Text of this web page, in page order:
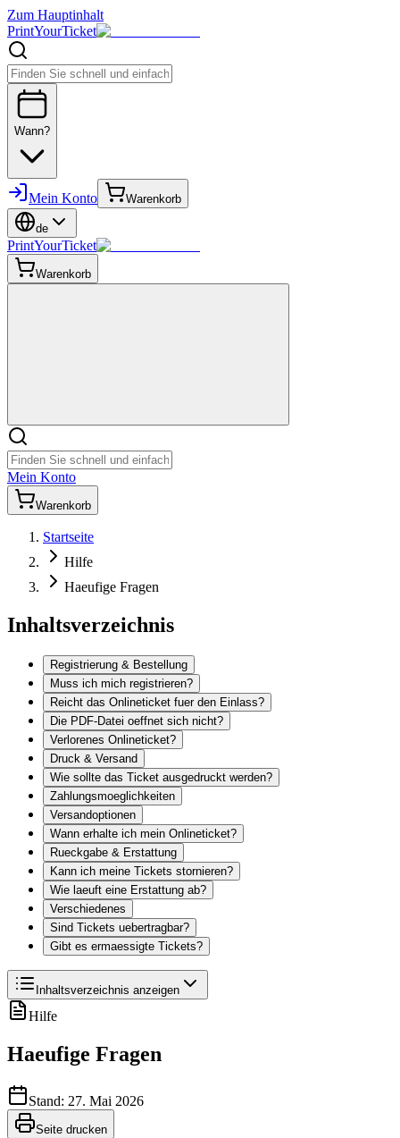
Zum Hauptinhalt
PrintYourTicket
Wann?
Mein Konto Warenkorb
de
PrintYourTicket
Warenkorb
Mein Konto
Warenkorb
Startseite
Hilfe
Haeufige Fragen
Inhaltsverzeichnis
Registrierung & Bestellung
Muss ich mich registrieren?
Reicht das Onlineticket fuer den Einlass?
Die PDF-Datei oeffnet sich nicht?
Verlorenes Onlineticket?
Druck & Versand
Wie sollte das Ticket ausgedruckt werden?
Zahlungsmoeglichkeiten
Versandoptionen
Wann erhalte ich mein Onlineticket?
Rueckgabe & Erstattung
Kann ich meine Tickets stornieren?
Wie laeuft eine Erstattung ab?
Verschiedenes
Sind Tickets uebertragbar?
Gibt es ermaessigte Tickets?
Inhaltsverzeichnis anzeigen
Hilfe
Haeufige Fragen
Stand: 27. Mai 2026
Seite drucken